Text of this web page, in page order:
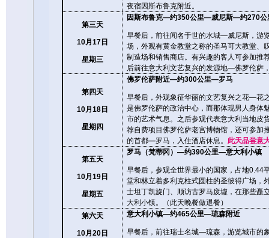
夜宿因斯布鲁克附近。
第三天
10月 17日
星期三
因斯布鲁克—约350公里—威尼斯—约270公
早餐后，前往闻名于世的水城—威尼斯，游
场，外观有黄金教堂之称的圣马可大教堂、
制造场和销售商店。有兴趣的客人可参加推
后前往意大利文艺复兴的发源地—佛罗伦萨
第四天
10月 18日
星期四
佛罗伦萨附近—约300公里—罗马
早餐后， 外观象征华丽的文艺复兴之花—花
是佛罗伦萨的政治中心，而那体现男人身体
市的艺术气息。之后参观代表意大利当地皮
荐自费项目佛罗伦萨老宫博物馆，还可参加
的首都—罗马，入住酒店休息。 此天品尝意
第五天
10月 19日
星期五
罗马（梵蒂冈） —约390公里—意大利小镇
早餐后， 参观全世界最小的国家，占地0.44
堂和林立着多利克柱式圆柱的圣彼得广场，
士坦丁凯旋门、顺访古罗马废墟，在那些矗
大利小镇。（此天晚餐做退餐）
第六天
10月 20日
意大利小镇—约465公里—琉森附近
早餐后，前往瑞士名城—琉森，游览城市的